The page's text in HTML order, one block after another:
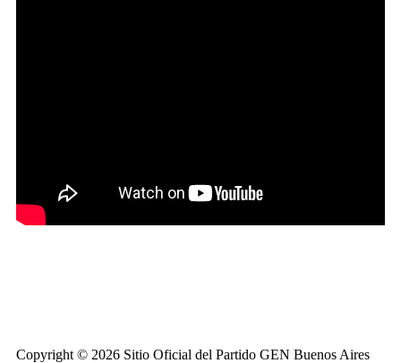
Copyright © 2026 Sitio Oficial del Partido GEN Buenos Aires